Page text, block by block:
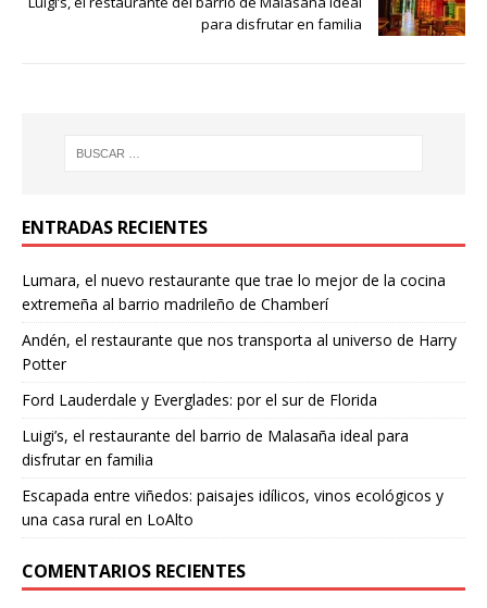
para disfrutar en familia
ENTRADAS RECIENTES
Lumara, el nuevo restaurante que trae lo mejor de la cocina
extremeña al barrio madrileño de Chamberí
Andén, el restaurante que nos transporta al universo de Harry
Potter
Ford Lauderdale y Everglades: por el sur de Florida
Luigi’s, el restaurante del barrio de Malasaña ideal para
disfrutar en familia
Escapada entre viñedos: paisajes idílicos, vinos ecológicos y
una casa rural en LoAlto
COMENTARIOS RECIENTES